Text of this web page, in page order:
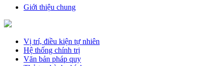
Giới thiệu chung
Vị trí, điều kiện tự nhiên
Hệ thống chính trị
Văn bản pháp quy